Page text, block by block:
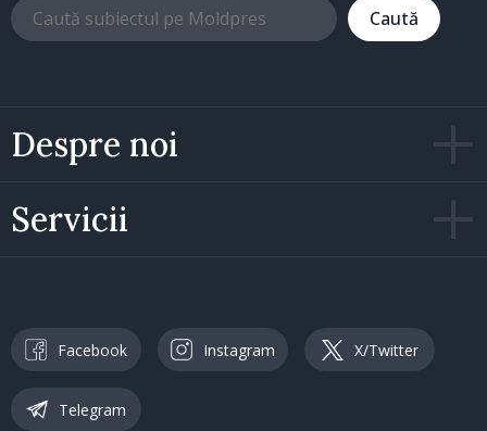
Despre noi
Servicii
Caută
Facebook Instagram X/Twitter
Telegram